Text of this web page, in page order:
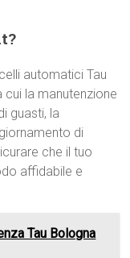
automatici Tau
cui la manutenzione
guasti, la
di
che il tuo
affidabile e
Tau Bologna